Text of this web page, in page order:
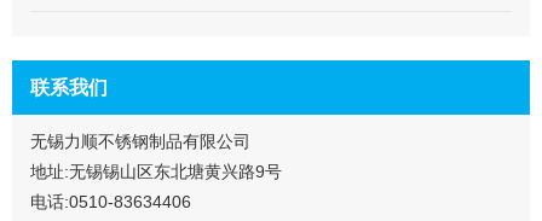
联系我们
无锡力顺不锈钢制品有限公司
地址:无锡锡山区东北塘黄兴路9号
电话:0510-83634406